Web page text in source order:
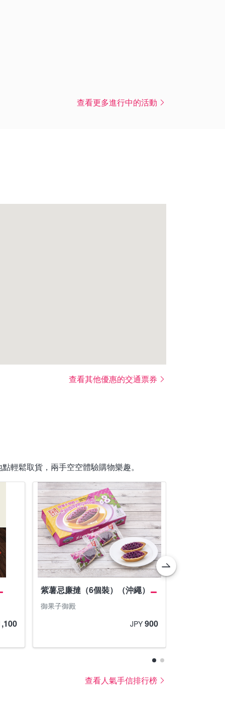
查看更多進行中的活動
查看其他優惠的交通票券
輕鬆取貨，兩手空空體驗購物樂趣。
紫薯忌廉撻（6個裝）（沖繩）
御果子御殿
JPY 900
查看人氣手信排行榜